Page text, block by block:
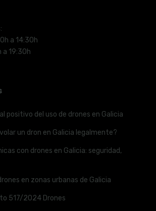
a 14:30h
a 19:30h
positivo del uso de drones en Galicia
un dron en Galicia legalmente?
con drones en Galicia: seguridad,
en zonas urbanas de Galicia
517/2024 Drones